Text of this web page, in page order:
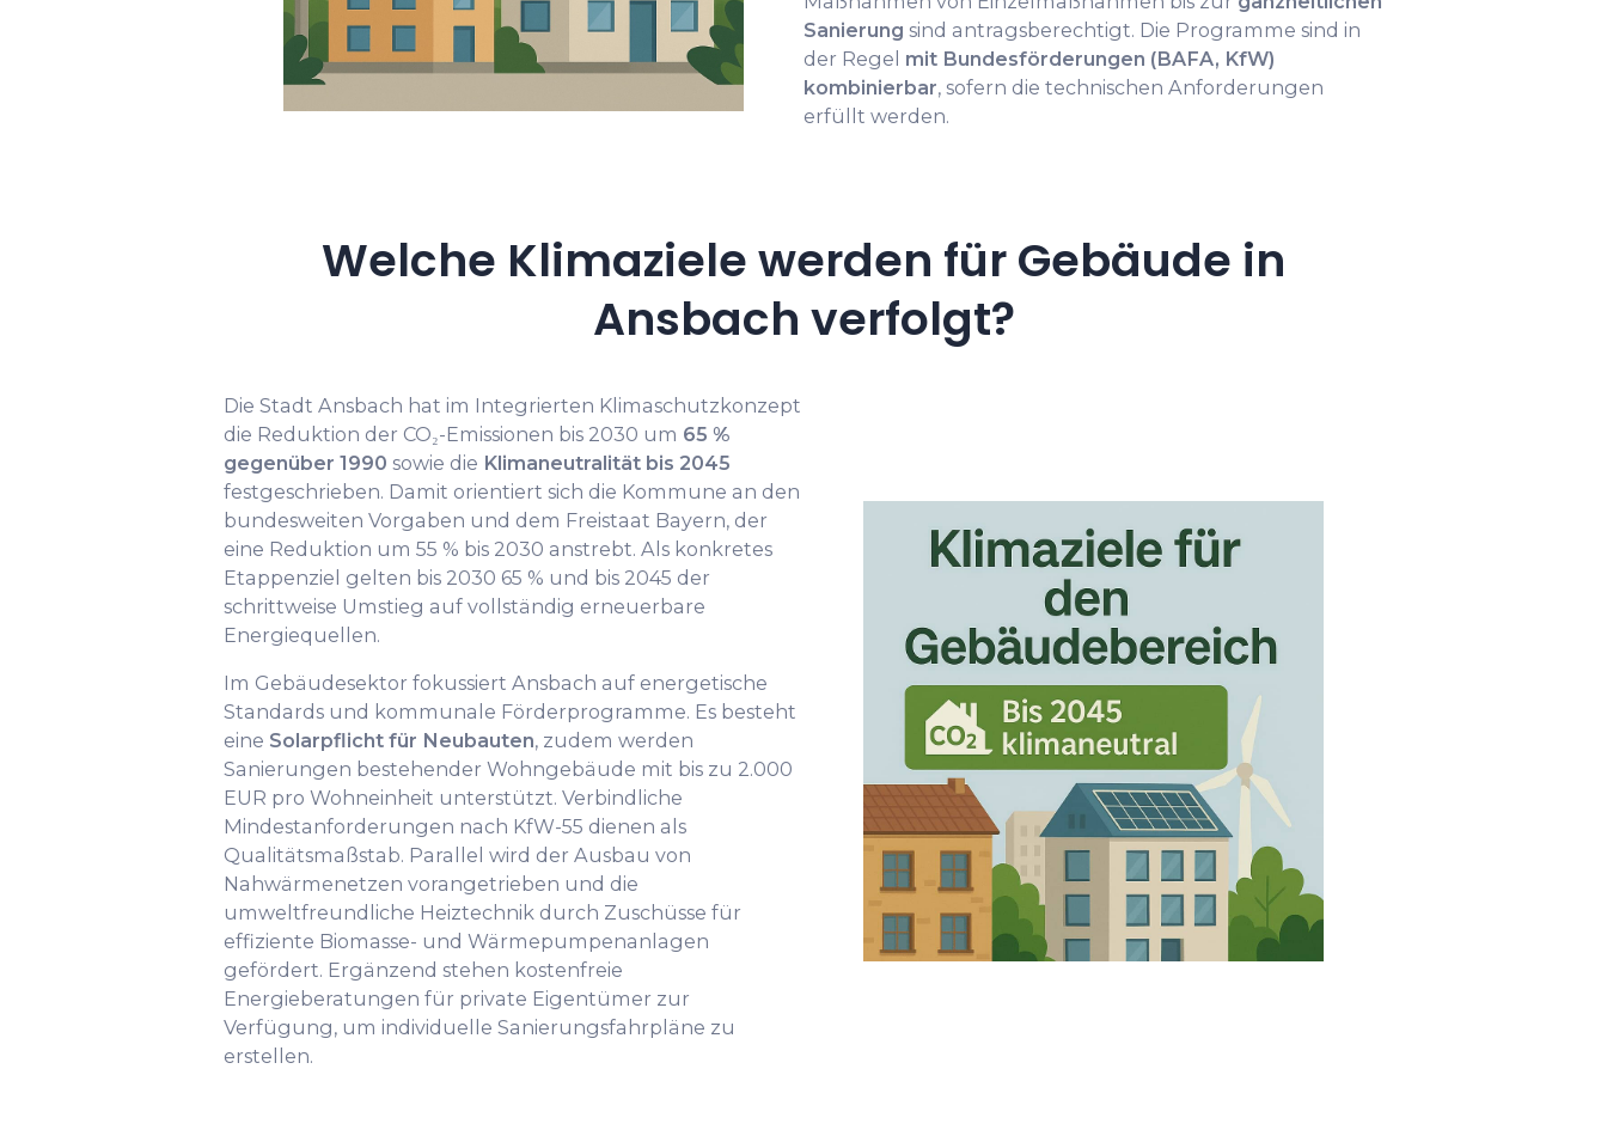
Sanierung sind antragsberechtigt. Die Programme sind in
der Regel mit Bundesförderungen (BAFA, KfW)
kombinierbar, sofern die technischen Anforderungen
erfüllt werden.
Welche Klimaziele werden für Gebäude in
Ansbach verfolgt?
Die Stadt Ansbach hat im Integrierten Klimaschutzkonzept
die Reduktion der CO₂-Emissionen bis 2030 um 65 %
gegenüber 1990 sowie die Klimaneutralität bis 2045
festgeschrieben. Damit orientiert sich die Kommune an den
bundesweiten Vorgaben und dem Freistaat Bayern, der
eine Reduktion um 55 % bis 2030 anstrebt. Als konkretes
Etappenziel gelten bis 2030 65 % und bis 2045 der
schrittweise Umstieg auf vollständig erneuerbare
Energiequellen.
Im Gebäudesektor fokussiert Ansbach auf energetische
Standards und kommunale Förderprogramme. Es besteht
eine Solarpflicht für Neubauten, zudem werden
Sanierungen bestehender Wohngebäude mit bis zu 2.000
EUR pro Wohneinheit unterstützt. Verbindliche
Mindestanforderungen nach KfW-55 dienen als
Qualitätsmaßstab. Parallel wird der Ausbau von
Nahwärmenetzen vorangetrieben und die
umweltfreundliche Heiztechnik durch Zuschüsse für
effiziente Biomasse- und Wärmepumpenanlagen
gefördert. Ergänzend stehen kostenfreie
Energieberatungen für private Eigentümer zur
Verfügung, um individuelle Sanierungsfahrpläne zu
erstellen.